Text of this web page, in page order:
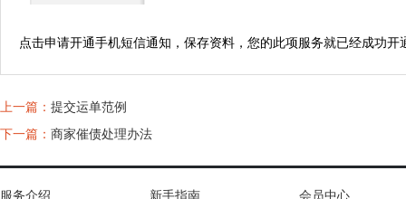
点击申请开通手机短信通知，保存资料，您的此项服务就已经成功开
上一篇： 提交运单范例
下一篇： 商家催债处理办法
服务介绍 新手指南 会员中心